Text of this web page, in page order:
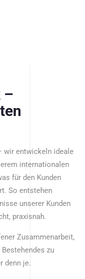
–
wir entwickeln ideale
internationalen
für den Kunden
So entstehen
unserer Kunden
praxisnah.
Zusammenarbeit,
zu
denn je.